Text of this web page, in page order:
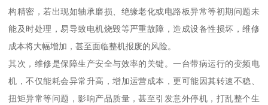
构精密，若出现如轴承磨损、绝缘老化或电路板异常等初期问题未
能及时处理，易导致电机烧毁等严重故障，造成设备性损坏，维修
成本将大幅增加，甚至面临整机报废的风险。
其次，维修是保障生产安全与效率的关键。一台带病运行的变频电
机，不仅能耗会异常升高，增加运营成本，更可能因其转速不稳、
扭矩异常等问题，影响产品质量，甚至引发意外停机，打乱整个生